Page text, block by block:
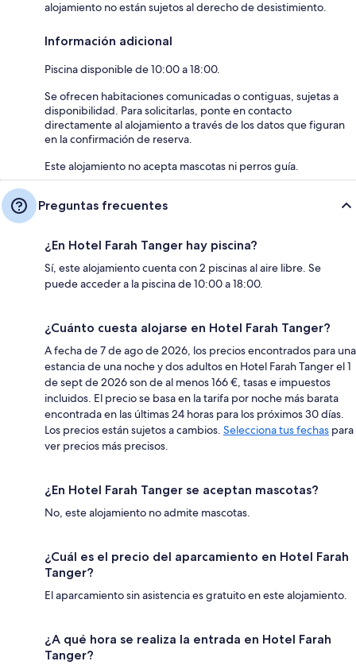
alojamiento no están sujetos al derecho de desistimiento.
Información adicional
Piscina disponible de 10:00 a 18:00.
Se ofrecen habitaciones comunicadas o contiguas, sujetas a
disponibilidad. Para solicitarlas, ponte en contacto
directamente al alojamiento a través de los datos que figuran
en la confirmación de reserva.
Este alojamiento no acepta mascotas ni perros guía.
Preguntas frecuentes
¿En Hotel Farah Tanger hay piscina?
Sí, este alojamiento cuenta con 2 piscinas al aire libre. Se
puede acceder a la piscina de 10:00 a 18:00.
¿Cuánto cuesta alojarse en Hotel Farah Tanger?
A fecha de 7 de ago de 2026, los precios encontrados para una
estancia de una noche y dos adultos en Hotel Farah Tanger el 1
de sept de 2026 son de al menos 166 €, tasas e impuestos
incluidos. El precio se basa en la tarifa por noche más barata
encontrada en las últimas 24 horas para los próximos 30 días.
Los precios están sujetos a cambios. Selecciona tus fechas para
ver precios más precisos.
¿En Hotel Farah Tanger se aceptan mascotas?
No, este alojamiento no admite mascotas.
¿Cuál es el precio del aparcamiento en Hotel Farah
Tanger?
El aparcamiento sin asistencia es gratuito en este alojamiento.
¿A qué hora se realiza la entrada en Hotel Farah
Tanger?